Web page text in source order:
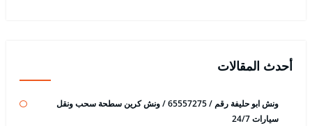
أحدث المقالات
ونش ابو حليفة رقم / 65557275 / ونش كرين سطحة سحب ونقل
سيارات 24/7